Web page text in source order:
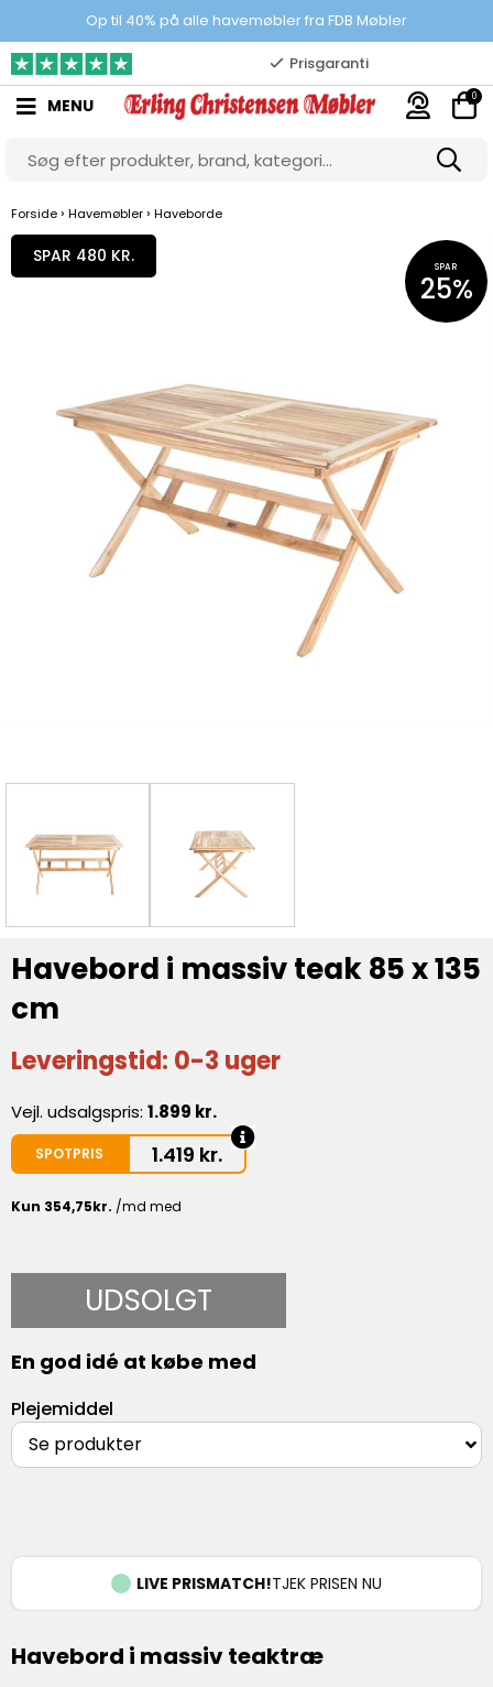
Op til 40% på alle havemøbler fra FDB Møbler
100% danskejet webshop
Prisgaranti
10.000 m2 showroom
Gratis & gode parkeringsforhold
MENU 0
Forside › Havemøbler › Haveborde
SPAR 480 KR.
SPAR
25%
Havebord i massiv teak 85 x 135
cm
Leveringstid: 0-3 uger
Vejl. udsalgspris: 1.899 kr.
SPOTPRIS 1.419 kr.
UDSOLGT
En god idé at købe med
Plejemiddel
Se produkter
LIVE PRISMATCH!TJEK PRISEN NU
Havebord i massiv teaktræ